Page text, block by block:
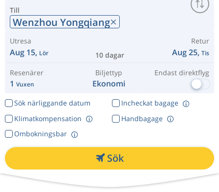
Till
Wenzhou Yongqiang
Utresa
Aug 15, Lör 10 dagar
Retur
Aug 25, Tis
Resenärer
1 Vuxen
Biljettyp
Ekonomi
Endast direktflyg
Sök närliggande datum
Incheckat bagage
Klimatkompensation
Ombokningsbar
Handbagage
Sök